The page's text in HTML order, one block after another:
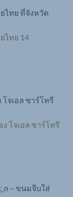
ไทย ที่จังหวัด
ไทย 14
จเอล ซาร์โทรี
โจเอล ซาร์โทรี
– ขนมจีบใส่